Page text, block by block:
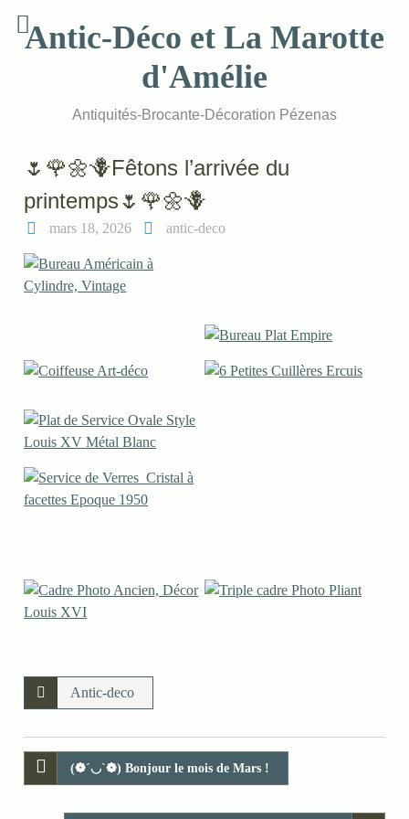
contentAntic-Déco et La Marotte
d'Amélie
Antiquités-Brocante-Décoration Pézenas
🌷🌹🌼🪻Fêtons l’arrivée du
printemps🌷🌹🌼🪻
mars 18, 2026 antic-deco
Antic-deco
(❁´◡`❁) Bonjour le mois de Mars !